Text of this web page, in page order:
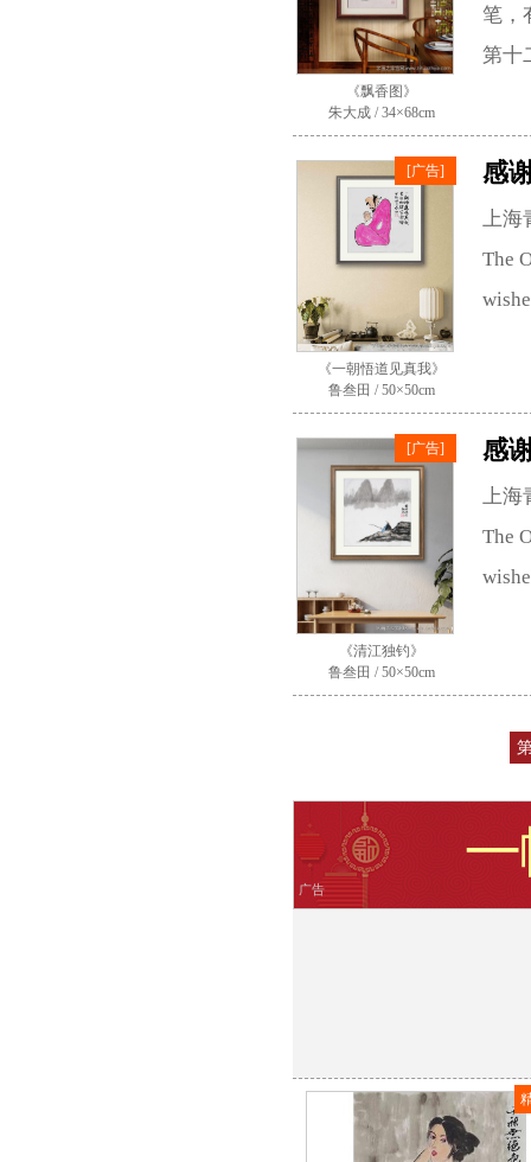
《飘香图》
朱大成 / 34×68cm
笔，
第十
[广告]
《一朝悟道见真我》
鲁叁田 / 50×50cm
感
上
The
[广告]
《清江独钓》
鲁叁田 / 50×50cm
感
上海
The
广告